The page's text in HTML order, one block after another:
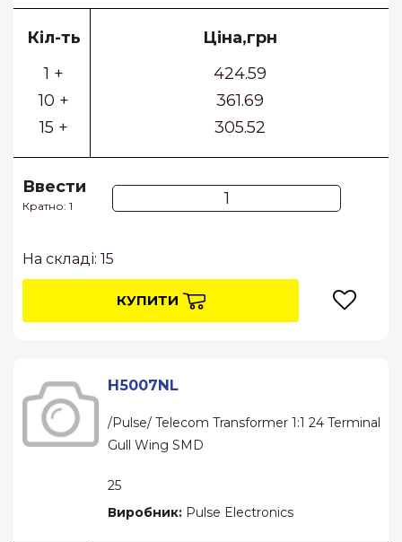
Кіл-ть
1 +
10 +
15 +
Ціна,грн
424.59
361.69
305.52
Ввести
Кратно: 1
На складі: 15
КУПИТИ
H5007NL
/Pulse/ Telecom Transformer 1:1 24 Terminal
Gull Wing SMD
25
Виробник: Pulse Electronics